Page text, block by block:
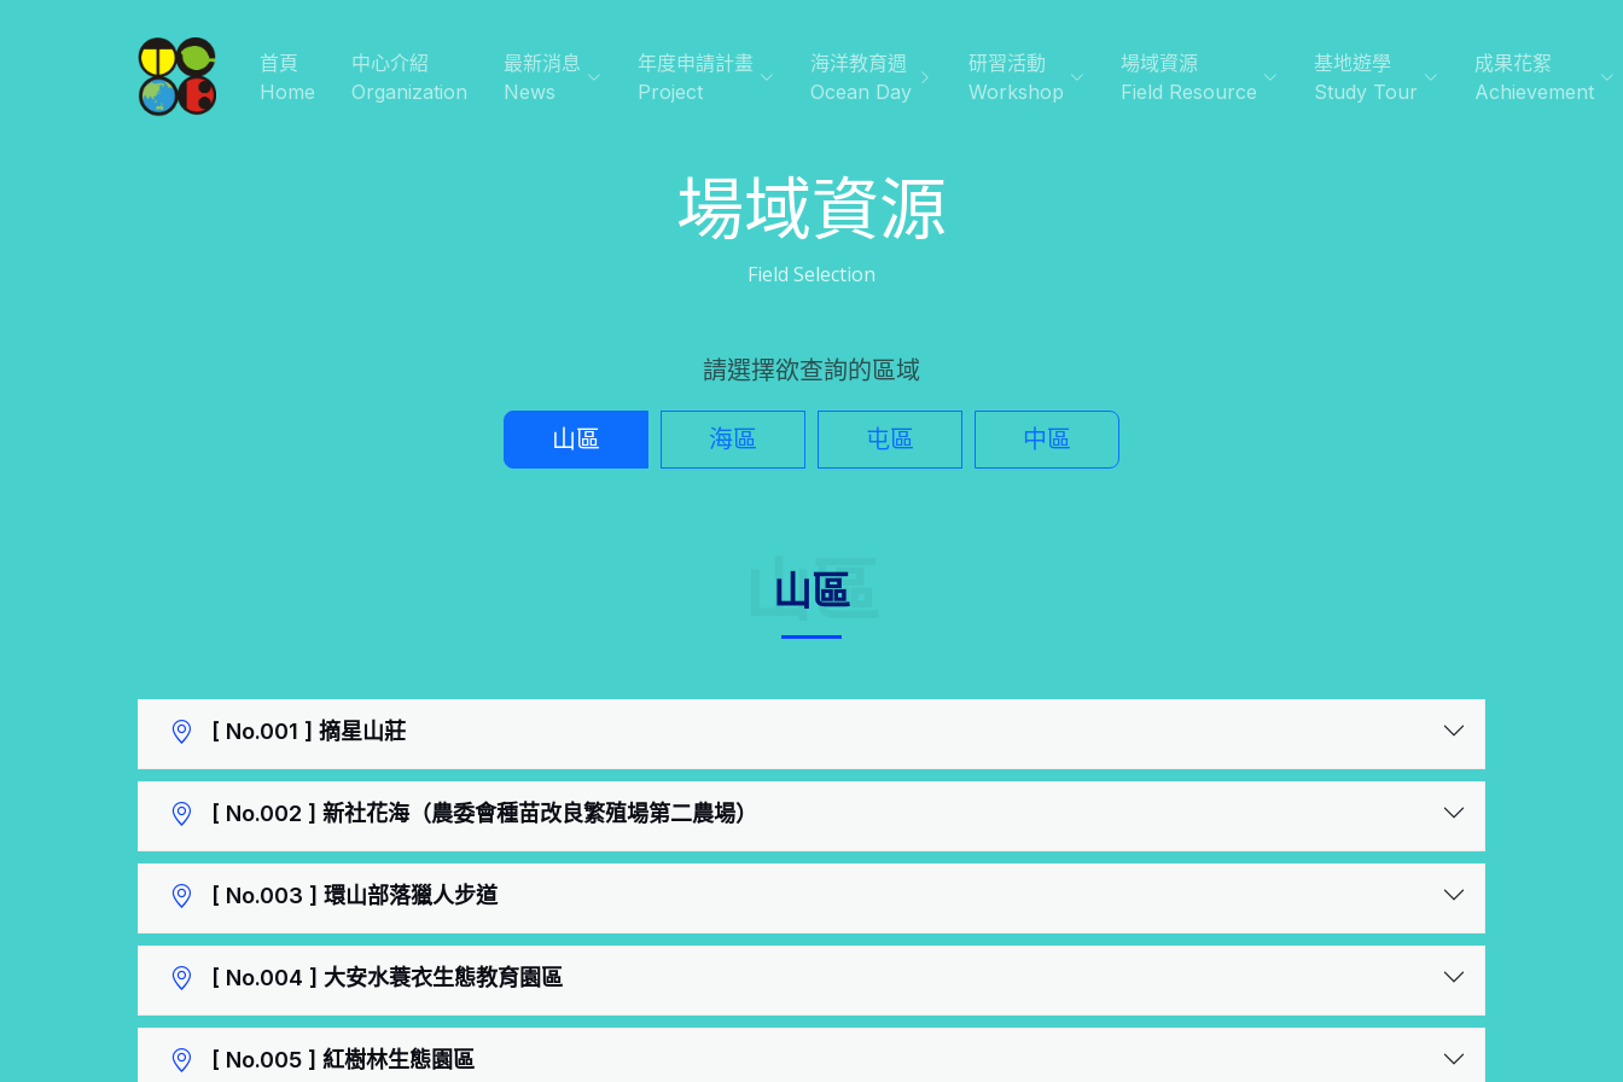
首頁
Home
中心介紹
Organization
最新消息
News
年度申請計畫
Project
海洋教育週
Ocean Day
研習活動
Workshop
場域資源
Field Resource
基地遊學
Study Tour
成果花絮
Achievement
場域資源
Field Selection
請選擇欲查詢的區域
山區 海區 屯區 中區
山區
山區
[ No.001 ] 摘星山莊
[ No.002 ] 新社花海（農委會種苗改良繁殖場第二農場）
[ No.003 ] 環山部落獵人步道
[ No.004 ] 大安水蓑衣生態教育園區
[ No.005 ] 紅樹林生態園區